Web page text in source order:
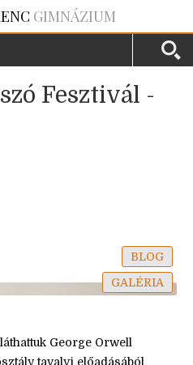
GIMNÁZIUM
Fesztivál -
BLOG
GALÉRIA
George Orwell
tavalyi előadásából